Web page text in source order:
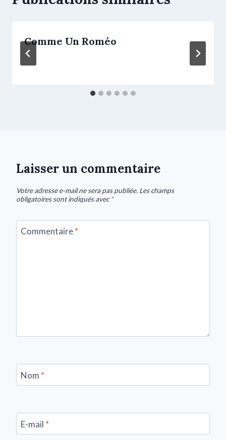
Comme Un Roméo
Laisser un commentaire
Votre adresse e-mail ne sera pas publiée. Les champs
obligatoires sont indiqués avec*
Commentaire*
Nom *
E-mail *